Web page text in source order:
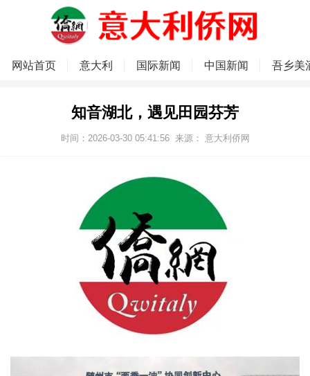
网站首页 意大利 国际新闻 中国新闻 吾乡美
知音湖北，遇见田园芬芳
时间：2026-03-30 05:41:56 来源： 意大利侨网